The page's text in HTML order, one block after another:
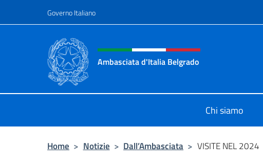
Governo Italiano
Intestazione sito, social e menù
Ambasciata d'Italia Belgrado
Chi siamo
Home > Notizie > Dall’Ambasciata > VISITE NEL 2024